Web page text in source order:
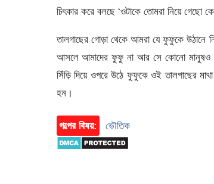
চিৎকার করে বলছে ‘ওটাকে তোমরা নিয়ে
তালগাছের গোড়া থেকে আমরা যে ফুফুকে উঠানে
আসলে আমাদের ফুফু না আর সে কোনো মানুষও
সিঁড়ি দিয়ে ওপরে উঠে ফুফুকে ওই তালগাছের
হন।
গল্পের বিষয়: ভৌতিক